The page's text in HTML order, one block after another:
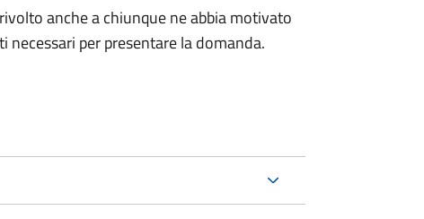
anche a chiunque ne abbia motivato
per presentare la domanda.